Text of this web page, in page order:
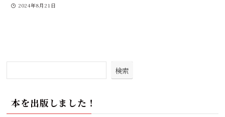
2024年8月21日
検索
本を出版しました！